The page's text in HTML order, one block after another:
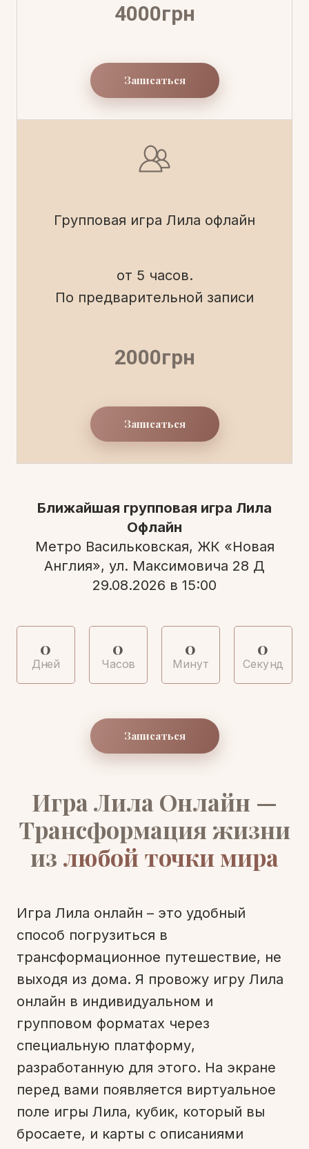
4000грн
Записаться
Групповая игра Лила офлайн
от 5 часов.
По предварительной записи
2000грн
Записаться
Ближайшая групповая игра Лила
Офлайн
Метро Васильковская, ЖК «Новая
Англия», ул. Максимовича 28 Д
29.08.2026 в 15:00
0
Дней
0
Часов
0
Минут
0
Секунд
Записаться
Игра Лила Онлайн —
Трансформация жизни
из любой точки мира
Игра Лила онлайн – это удобный
способ погрузиться в
трансформационное путешествие, не
выходя из дома. Я провожу игру Лила
онлайн в индивидуальном и
групповом форматах через
специальную платформу,
разработанную для этого. На экране
перед вами появляется виртуальное
поле игры Лила, кубик, который вы
бросаете, и карты с описаниями